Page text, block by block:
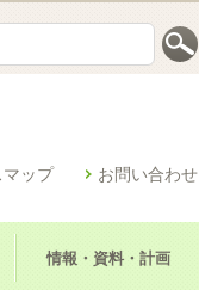
お問い合わせ
マップ
情報・資料・計画